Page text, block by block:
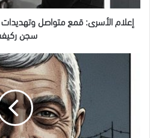
للجرب
في
سجن
إعلام الأسرى: قمع متواصل
سجن